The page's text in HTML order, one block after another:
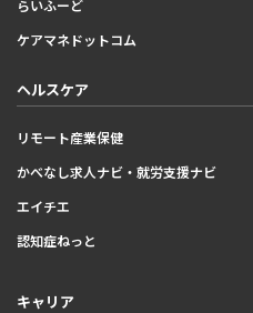
らいふーど
ケアマネドットコム
ヘルスケア
リモート産業保健
かべなし求人ナビ・就労支援ナビ
エイチエ
認知症ねっと
キャリア